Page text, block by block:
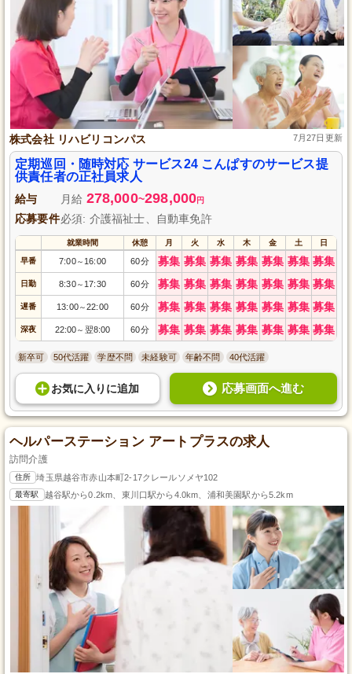
株式会社 リハビリコンパス 7月27日更新
定期巡回・随時対応 サービス24 こんぱすのサービス提
供責任者の正社員求人
給与 月給 278,000~298,000円
応募要件必須: 介護福祉士、自動車免許
就業時間 休憩 月 火 水 木 金 土 日
早番 7:00～ 16:00 60分 募集 募集 募集 募集 募集 募集 募集
日勤 8:30～ 17:30 60分 募集 募集 募集 募集 募集 募集 募集
遅番 13:00～22:00 60分 募集 募集 募集 募集 募集 募集 募集
深夜 22:00～ 翌8:00 60分 募集 募集 募集 募集 募集 募集 募集
新卒可 50代活躍 学歴不問 未経験可 年齢不問 40代活躍
お気に入り に追加 応募画面へ進む
ヘルパーステーション アートプラスの求人
訪問介護
住所 埼玉県越谷市赤山本町2-17クレールソメヤ102
最寄駅 越谷駅から0.2km、東川口駅から4.0km、浦和美園駅から5.2km